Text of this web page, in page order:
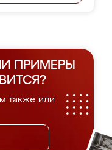
ПРИМЕРЫ
также или